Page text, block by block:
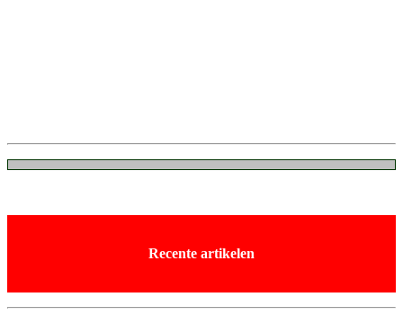
Recente artikelen